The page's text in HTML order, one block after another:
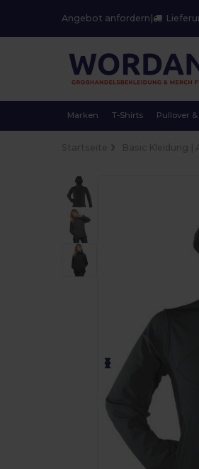
Angebot anfordern
Marken T-Shirts Pullover